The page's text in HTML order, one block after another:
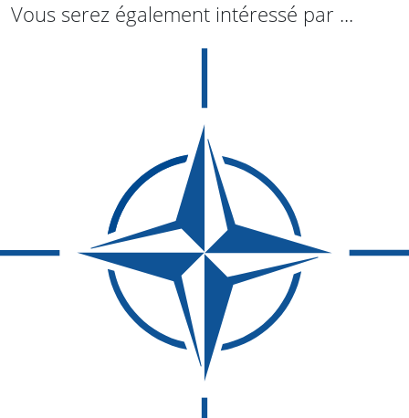
Vous serez également intéressé par ...